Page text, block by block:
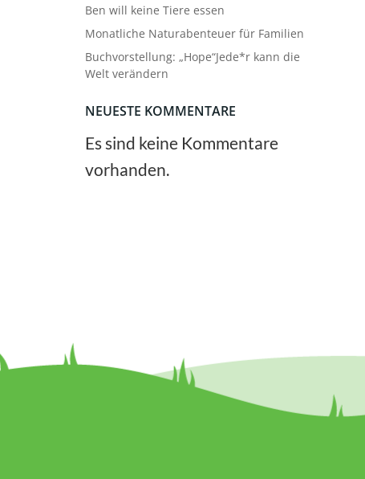
Ben will keine Tiere essen
Monatliche Naturabenteuer für Familien
Buchvorstellung: „Hope“Jede*r kann die
Welt verändern
NEUESTE KOMMENTARE
Es sind keine Kommentare
vorhanden.